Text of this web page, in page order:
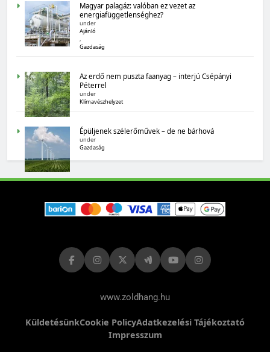
MAGYARORSZÁG SZÁMOKBAN
Magyarország számokban: biogazdálkodás
MAGYARORSZÁG SZÁMOKBAN
Magyar palagáz: valóban ez vezet az
energiafüggetlenséghez?
under
Ajánló
,
Gazdaság
Az erdő nem puszta faanyag – interjú Csépányi
Péterrel
under
Klímavészhelyzet
Épüljenek szélerőművek – de ne bárhová
under
Gazdaság
www.zoldhang.hu
KüldetésünkCookie PolicyAdatkezelési Tájékoztató
Impresszum